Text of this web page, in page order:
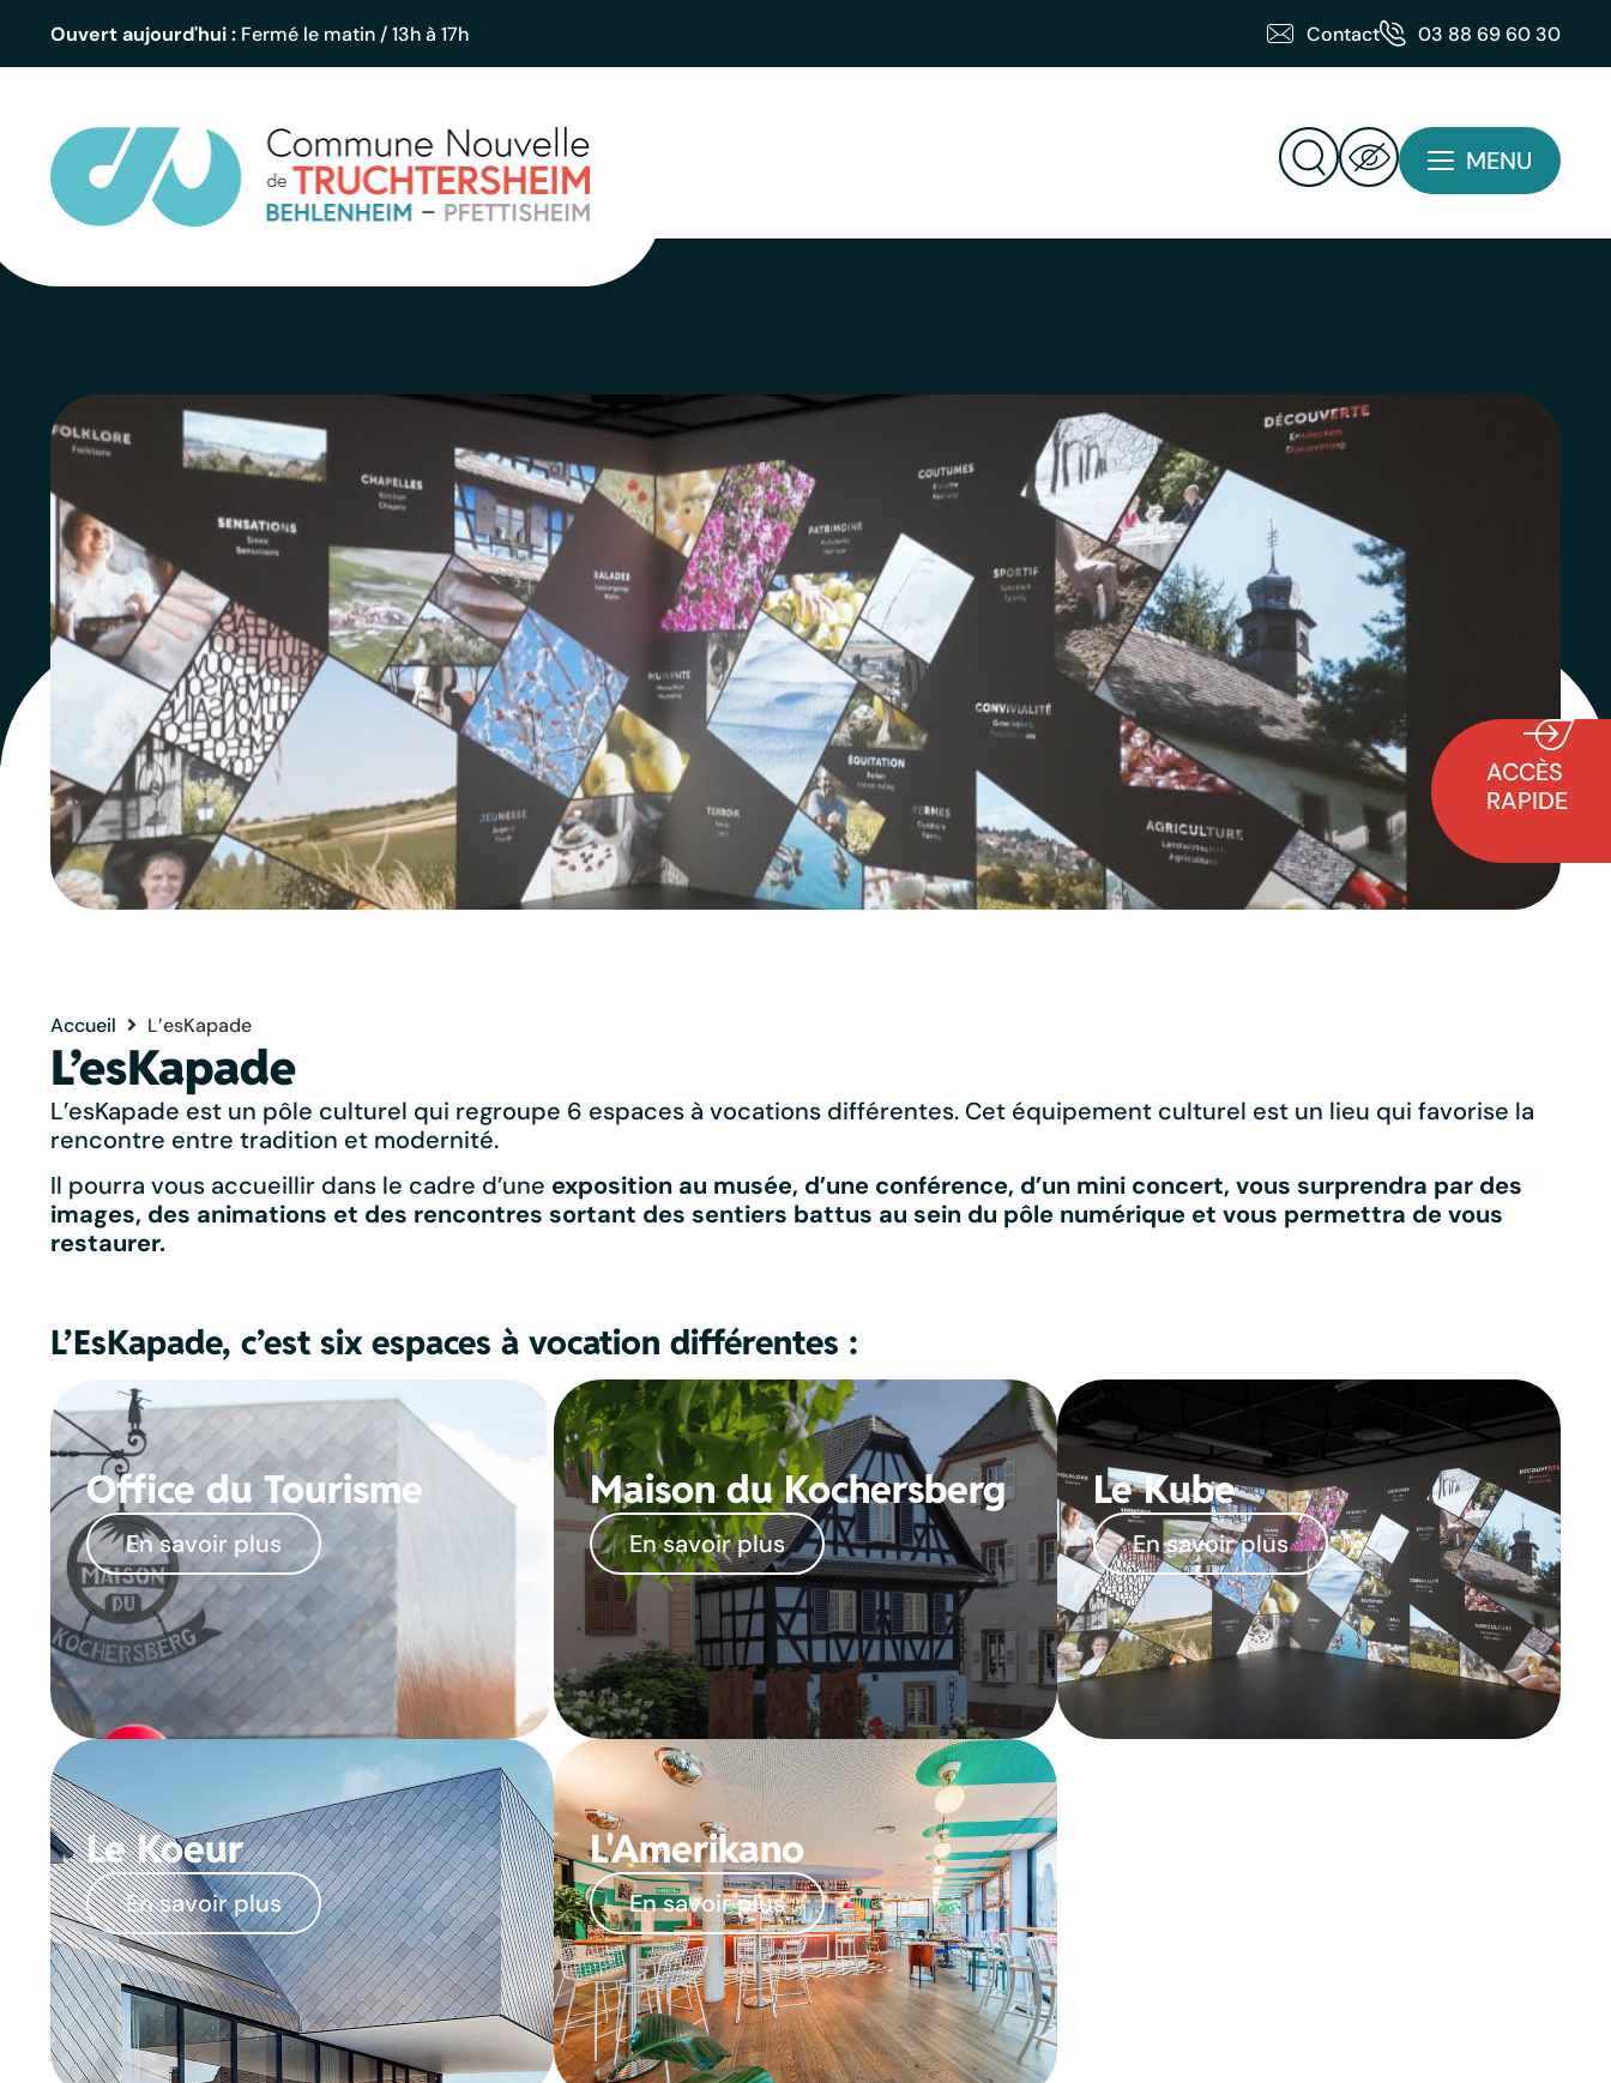
principalOuvert aujourd'hui : Fermé le matin / 13h à 17h Contact 03 88 69 60 30
MENU
ACCÈS
RAPIDE
Accueil L’esKapade
L’esKapade
L’esKapade est un pôle culturel qui regroupe 6 espaces à vocations différentes. Cet équipement culturel est un lieu qui favorise la
rencontre entre tradition et modernité.
Il pourra vous accueillir dans le cadre d’une exposition au musée, d’une conférence, d’un mini concert, vous surprendra par des
images, des animations et des rencontres sortant des sentiers battus au sein du pôle numérique et vous permettra de vous
restaurer.
L’EsKapade, c’est six espaces à vocation différentes :
Office du Tourisme
En savoir plus
Maison du Kochersberg
En savoir plus
Le Kube
En savoir plus
Le Koeur
En savoir plus
L'Amerikano
En savoir plus